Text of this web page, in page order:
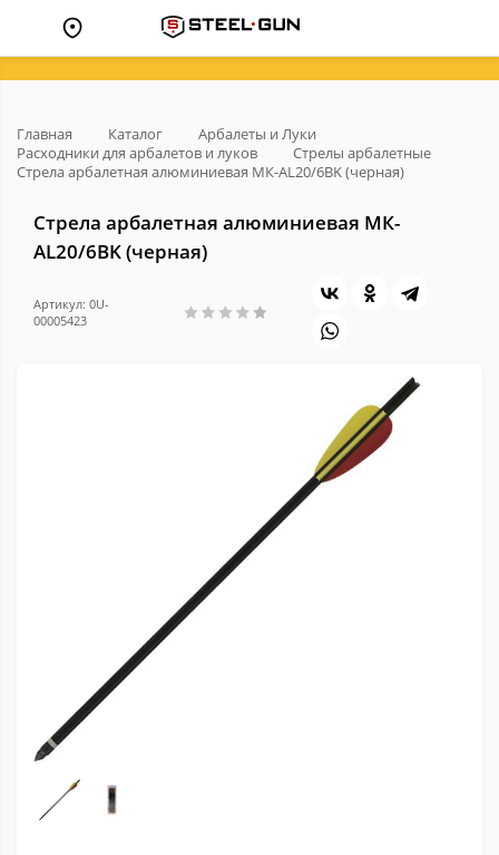
Главная Каталог
Арбалеты и Луки
Расходники для арбалетов и луков
Стрелы арбалетные
Стрела арбалетная алюминиевая МК-AL20/6BK (черная)
Стрела арбалетная алюминиевая МК-
AL20/6BK (черная)
Артикул: 0U-
00005423